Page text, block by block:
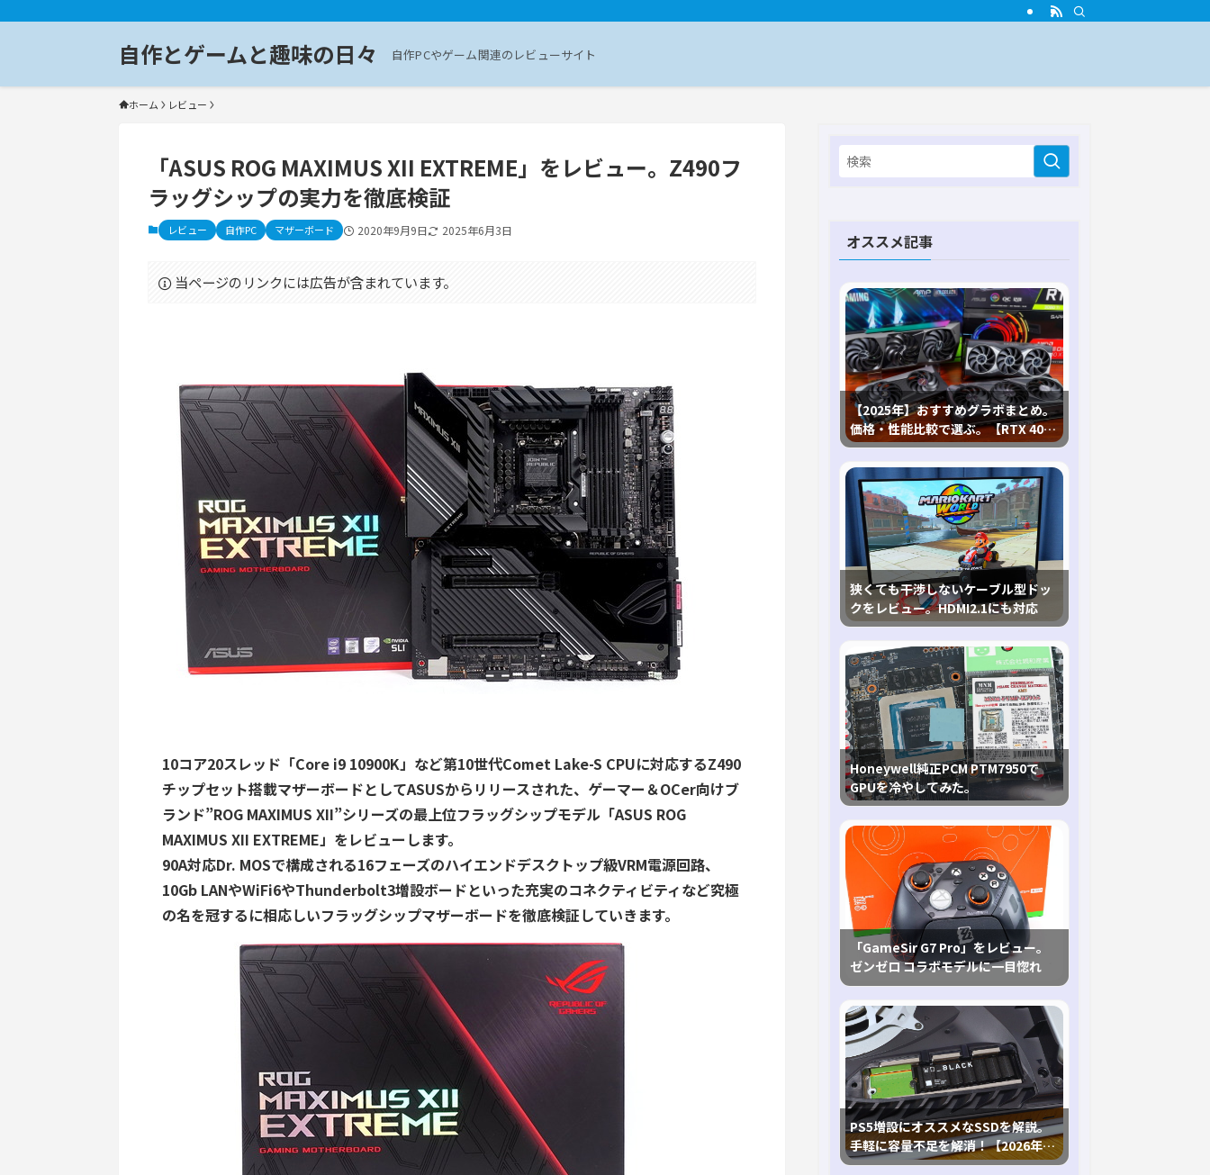
自作とゲームと趣味の日々 自作PCやゲーム関連のレビューサイト
ホーム レビュー
「ASUS ROG MAXIMUS XII EXTREME」をレビュー。Z490フ
ラッグシップの実力を徹底検証
レビュー 自作PC マザーボード 2020年9月9日 2025年6月3日
当ページのリンクには広告が含まれています。
10コア20スレッド「Core i9 10900K」など第10世代Comet Lake-S CPUに対応するZ490
チップセット搭載マザーボードとしてASUSからリリースされた、ゲーマー＆OCer向けブ
ランド”ROG MAXIMUS XII”シリーズの最上位フラッグシップモデル「ASUS ROG
MAXIMUS XII EXTREME」をレビューします。
90A対応Dr. MOSで構成される16フェーズのハイエンドデスクトップ級VRM電源回路、
10Gb LANやWiFi6やThunderbolt3増設ボードといった充実のコネクティビティなど究極
の名を冠するに相応しいフラッグシップマザーボードを徹底検証していきます。
オススメ記事
【2025年】おすすめグラボまとめ。
価格・性能比較で選ぶ。【RTX 40,
RX 7000各種に対応】
狭くても干渉しないケーブル型ドッ
クをレビュー。HDMI2.1にも対応
Honeywell純正PCM PTM7950で
GPUを冷やしてみた。
「GameSir G7 Pro」をレビュー。
ゼンゼロ コラボモデルに一目惚れ
PS5増設にオススメなSSDを解説。
手軽に容量不足を解消！【2026年最
新、PS5 Proにも対応】